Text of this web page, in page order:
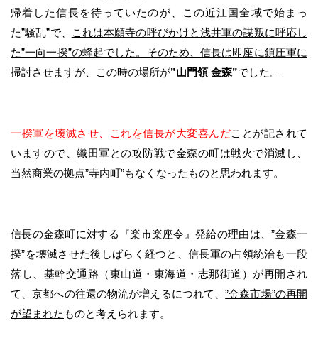
帰着した信長を待っていたのが、この近江国全域で始まっ
た”騒乱”で、
これは本願寺の呼びかけと浅井軍の謀叛に呼応し
た”一向一揆”の蜂起でした。そのため、信長は即座に鎮圧軍に
掃討させますが、この時の場所が”山門領 金森”でした。
一揆軍を壊滅させ、これを信長が大変喜んだことが記されて
いますので、織田軍との攻防戦で金森の町は戦火で消滅し、
当然商業の拠点”寺内町”もなくなったものと思われます。
信長の金森町に対する『楽市楽座令』発給の理由は、”金森一
揆”を壊滅させた後しばらく経つと、信長軍の占領統治も一段
落し、基幹交通路（東山道・東海道・志那街道）が再開され
て、京都への往還の物流が増えるにつれて、”金森市場”の再開
が望まれた ものと考えられます。